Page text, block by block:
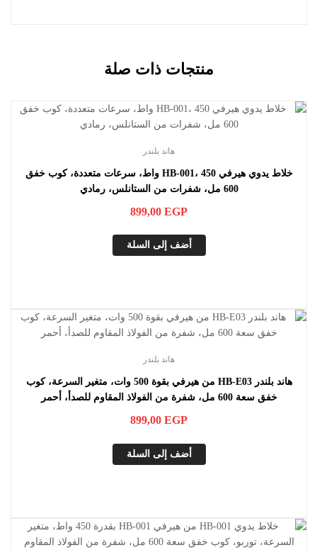
منتجات ذات صلة
هاند بلندر
خلاط يدوي هيرفي HB-001، 450 واط، سرعات متعددة، كوب خفق
600 مل، شفرات من الستانلس، رمادي
899,00 EGP
أضف إلى السلة
هاند بلندر
هاند بلندر HB-E03 من هيرفي بقوة 500 وات، متغير السرعة، كوب
خفق سعة 600 مل، شفرة من الفولاذ المقاوم للصدأ، أحمر
899,00 EGP
أضف إلى السلة